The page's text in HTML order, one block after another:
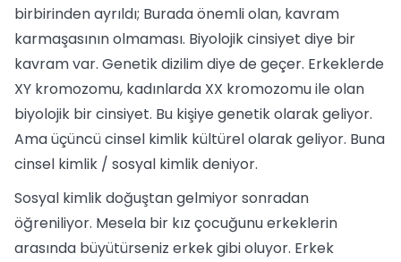
birbirinden ayrıldı; Burada önemli olan, kavram
karmaşasının olmaması. Biyolojik cinsiyet diye bir
kavram var. Genetik dizilim diye de geçer. Erkeklerde
XY kromozomu, kadınlarda XX kromozomu ile olan
biyolojik bir cinsiyet. Bu kişiye genetik olarak geliyor.
Ama üçüncü cinsel kimlik kültürel olarak geliyor. Buna
cinsel kimlik / sosyal kimlik deniyor.
Sosyal kimlik doğuştan gelmiyor sonradan
öğreniliyor. Mesela bir kız çocuğunu erkeklerin
arasında büyütürseniz erkek gibi oluyor. Erkek